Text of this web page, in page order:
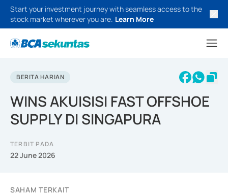
Start your investment journey with seamless access to the
stock market wherever you are. Learn More
BERITA HARIAN
WINS AKUISISI FAST OFFSHOE
SUPPLY DI SINGAPURA
TERBIT PADA
22 June 2026
SAHAM TERKAIT